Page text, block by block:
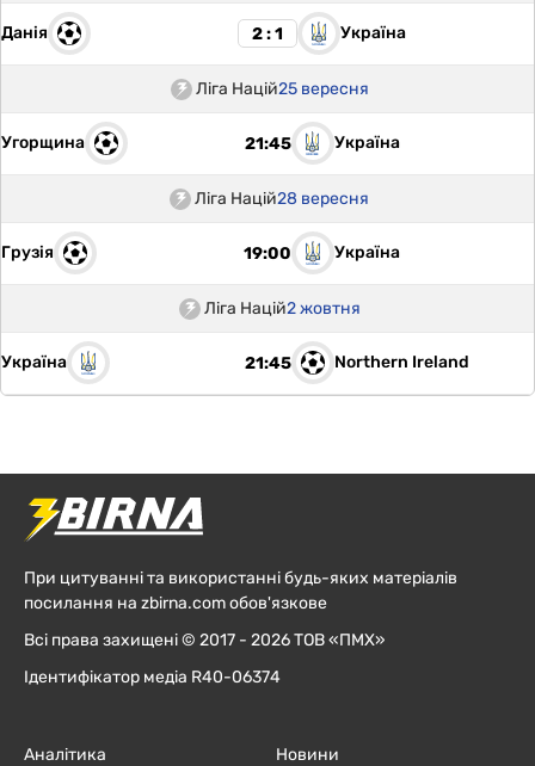
Данія 2 : 1 Україна
Ліга Націй25 вересня
Угорщина 21:45 Україна
Ліга Націй28 вересня
Грузія 19:00 Україна
Ліга Націй2 жовтня
Україна 21:45 Northern Ireland
При цитуванні та використанні будь-яких матеріалів
посилання на zbirna.com обов'язкове
Всі права захищені © 2017 - 2026 ТОВ «ПМХ»
Ідентифікатор медіа R40-06374
Аналітика
Новини